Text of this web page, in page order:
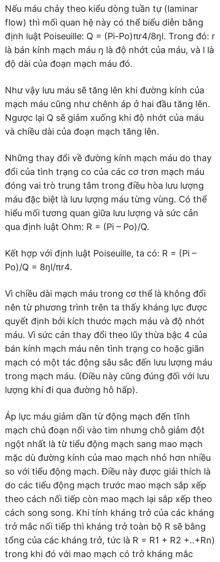
Nếu máu chảy theo kiểu dòng tuần tự (laminar
flow) thì mối quan hệ này có thể biểu diễn bằng
định luật Poiseuille: Q = (Pi-Po)πr4/8ŋl. Trong đó: r
là bán kính mạch máu ŋ là độ nhớt của máu, và l là
độ dài của đoạn mạch máu đó.
Như vậy lưu máu sẽ tăng lên khi đường kính của
mạch máu cũng như chênh áp ở hai đầu tăng lên.
Ngược lại Q sẽ giảm xuống khi độ nhớt của máu
và chiều dài của đoạn mạch tăng lên.
Những thay đổi về đường kính mạch máu do thay
đổi của tình trạng co của các cơ trơn mạch máu
đóng vai trò trung tâm trong điều hòa lưu lượng
máu đặc biệt là lưu lượng máu từng vùng. Có thể
hiểu mối tương quan giữa lưu lượng và sức cản
qua định luật Ohm: R = (Pi – Po)/Q.
Kết hợp với định luật Poiseuille, ta có: R = (Pi –
Po)/Q = 8ŋl/πr4.
Vì chiều dài mạch máu trong cơ thể là không đổi
nên từ phương trình trên ta thấy kháng lực được
quyết định bởi kích thước mạch máu và độ nhớt
máu. Vì sức cản thay đổi theo lũy thừa bậc 4 của
bán kính mạch máu nên tình trạng co hoặc giãn
mạch có một tác động sâu sắc đến lưu lượng máu
trong mạch máu. (Điều này cũng đúng đối với lưu
lượng khí đi qua đường hô hấp).
Áp lực máu giảm dần từ động mạch đến tĩnh
mạch chủ đoạn nối vào tim nhưng chỗ giảm đột
ngột nhất là từ tiểu động mạch sang mao mạch
mặc dù đường kính của mao mạch nhỏ hơn nhiều
so với tiểu động mạch. Điều này được giải thích là
do các tiểu động mạch trước mao mạch sắp xếp
theo cách nối tiếp còn mao mạch lại sắp xếp theo
cách song song. Khi tính kháng trở của các kháng
trở mắc nối tiếp thì kháng trở toàn bộ R sẽ bằng
tổng của các kháng trở, tức là R = R1 + R2 +..+Rn)
trong khi đó với mao mạch có trở kháng mắc